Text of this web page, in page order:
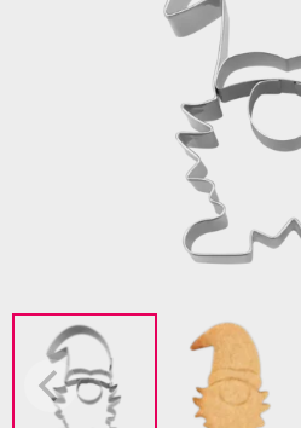
Vorspeisen & Desserts
Nudel- &
Spätzleherstellung